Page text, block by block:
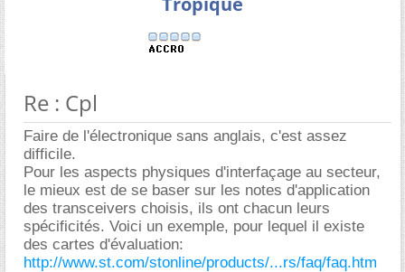
Re : Cpl
Faire de l'électronique sans anglais, c'est assez
difficile.
Pour les aspects physiques d'interfaçage au secteur,
le mieux est de se baser sur les notes d'application
des transceivers choisis, ils ont chacun leurs
spécificités. Voici un exemple, pour lequel il existe
des cartes d'évaluation:
http://www.st.com/stonline/products/...rs/faq/faq.htm